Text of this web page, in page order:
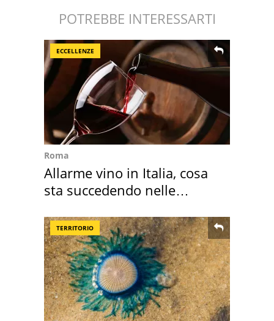
POTREBBE INTERESSARTI
ECCELLENZE
Roma
Allarme vino in Italia, cosa
sta succedendo nelle
TERRITORIO